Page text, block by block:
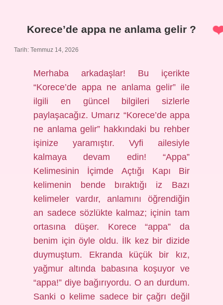
Korece’de appa ne anlama gelir ?
Tarih: Temmuz 14, 2026
Merhaba arkadaşlar! Bu içerikte
“Korece’de appa ne anlama gelir” ile
ilgili en güncel bilgileri sizlerle
paylaşacağız. Umarız “Korece’de appa
ne anlama gelir” hakkındaki bu rehber
işinize yaramıştır. Vyfi ailesiyle
kalmaya devam edin! “Appa”
Kelimesinin İçimde Açtığı Kapı Bir
kelimenin bende bıraktığı iz Bazı
kelimeler vardır, anlamını öğrendiğin
an sadece sözlükte kalmaz; içinin tam
ortasına düşer. Korece “appa” da
benim için öyle oldu. İlk kez bir dizide
duymuştum. Ekranda küçük bir kız,
yağmur altında babasına koşuyor ve
“appa!” diye bağırıyordu. O an durdum.
Sanki o kelime sadece bir çağrı değil